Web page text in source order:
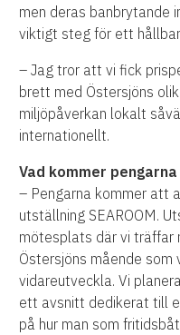
men deras banbrytande
viktigt steg för ett
– Jag tror att vi fick
brett med Östersjöns
miljöpåverkan lokalt
internationellt.
Vad kommer
– Pengarna kommer att
utställning SEAROOM.
mötesplats där vi träffar
Östersjöns mående som
vidareutveckla. Vi
ett avsnitt dedikerat till
på hur man som